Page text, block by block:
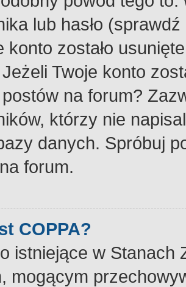
lub hasło
konto zostało
Twoje konto
na forum?
którzy nie
danych. Spróbuj
forum.
COPPA?
istniejące w Stanach
mogącym